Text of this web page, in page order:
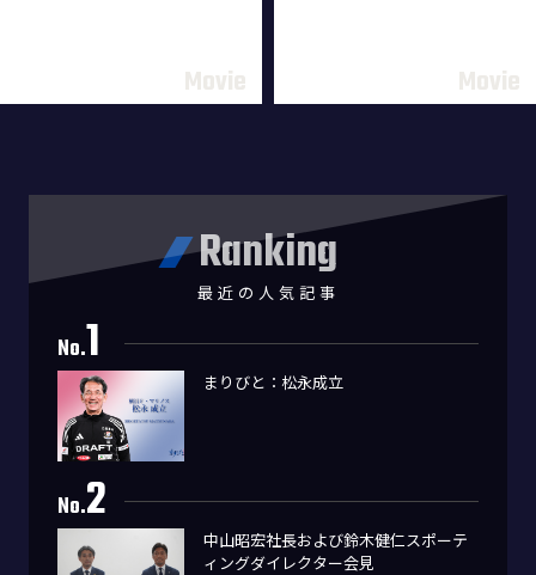
Ranking
最近の人気記事
No.1
まりびと：松永成立
No.2
中山昭宏社長および鈴木健仁スポーテ
ィングダイレクター会見